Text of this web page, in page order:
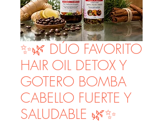
✨🌿 DÚO FAVORITO
HAIR OIL DETOX Y
GOTERO BOMBA
CABELLO FUERTE Y
SALUDABLE 🌿✨